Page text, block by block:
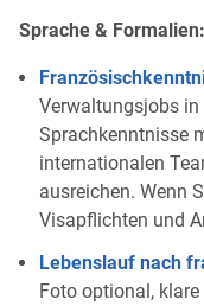
Sprache & Formalien:
Verwaltungsjobs
Sprachkenntnisse
internationalen
ausreichen. Wenn
Visapflichten und
Lebenslauf nach
Foto optional,